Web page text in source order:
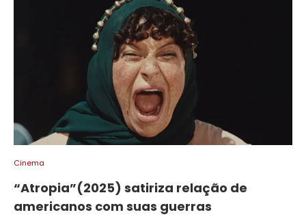
Cinema
“Atropia”(2025) satiriza relação de
americanos com suas guerras